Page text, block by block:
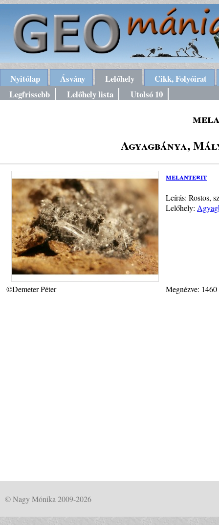
Nyitólap Ásvány Lelőhely
Cikk, Folyóirat
Legfrissebb
Lelőhely lista Utolsó 10
Agyagbánya,
melanterit
Leírás: Rostos,
Lelőhely:
©Demeter Péter Megnézve:
© Nagy Mónika 2009-2026